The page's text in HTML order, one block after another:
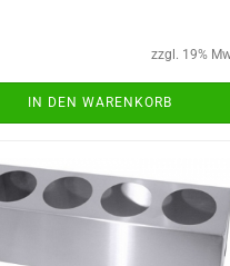
zzgl. 19%
IN DEN WARENKORB